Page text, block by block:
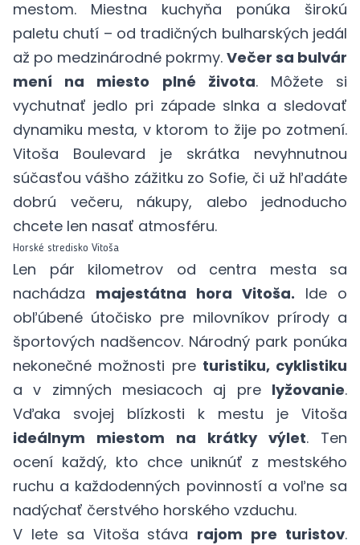
mestom. Miestna kuchyňa ponúka širokú
paletu chutí – od tradičných bulharských jedál
až po medzinárodné pokrmy. Večer sa bulvár
mení na miesto plné života. Môžete si
vychutnať jedlo pri západe slnka a sledovať
dynamiku mesta, v ktorom to žije po zotmení.
Vitoša Boulevard je skrátka nevyhnutnou
súčasťou vášho zážitku zo Sofie, či už hľadáte
dobrú večeru, nákupy, alebo jednoducho
chcete len nasať atmosféru.
Horské stredisko Vitoša
Len pár kilometrov od centra mesta sa
nachádza majestátna hora Vitoša. Ide o
obľúbené útočisko pre milovníkov prírody a
športových nadšencov. Národný park ponúka
nekonečné možnosti pre turistiku, cyklistiku
a v zimných mesiacoch aj pre lyžovanie.
Vďaka svojej blízkosti k mestu je Vitoša
ideálnym miestom na krátky výlet. Ten
ocení každý, kto chce uniknúť z mestského
ruchu a každodenných povinností a voľne sa
nadýchať čerstvého horského vzduchu.
V lete sa Vitoša stáva rajom pre turistov.